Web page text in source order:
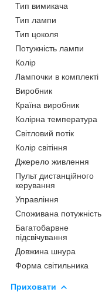
Тип вимикача
Тип лампи
Тип цоколя
Потужність лампи
Колір
Лампочки в комплекті
Виробник
Країна виробник
Колірна температура
Світловий потік
Колір світіння
Джерело живлення
Пульт дистанційного
керування
Управління
Споживана потужність
Багатобарвне
підсвічування
Довжина шнура
Форма світильника
Приховати